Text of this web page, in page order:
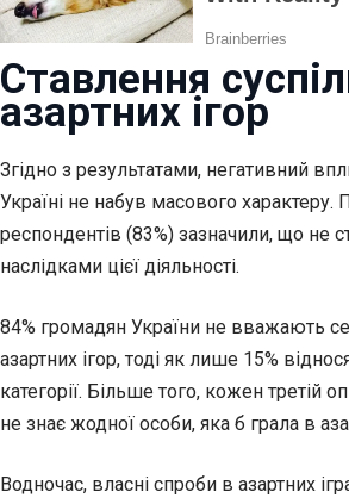
Ставлення
азартних ігор
Згідно з результатами, негативний
Україні не набув масового характеру.
респондентів (83%) зазначили, що не
наслідками цієї діяльності.
84% громадян України не вважають
азартних ігор, тоді як лише 15%
категорії. Більше того, кожен третій
не знає жодної особи, яка б грала в
Водночас, власні спроби в азартних